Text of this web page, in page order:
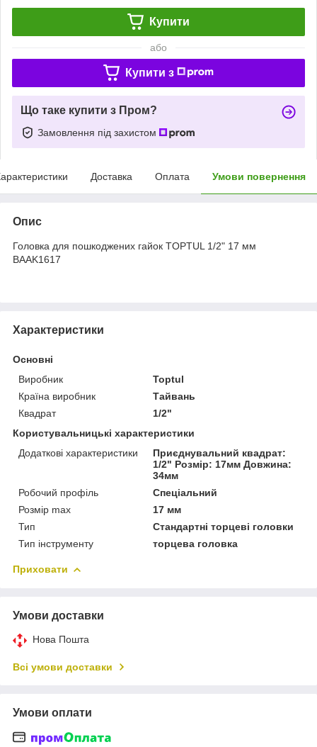
Купити
або
Купити з
Що таке купити з Пром?
Замовлення під захистом
Доставка Оплата Умови повернення
Опис
Головка для пошкоджених гайок TOPTUL 1/2" 17 мм
BAAK1617
Характеристики
Основні
Виробник
Toptul
Країна виробник
Тайвань
Квадрат
1/2"
Користувальницькі характеристики
Додаткові характеристики
Приєднувальний квадрат:
1/2" Розмір: 17мм Довжина:
34мм
Робочий профіль
Спеціальний
Розмір max
17 мм
Тип
Стандартні торцеві головки
Тип інструменту
торцева головка
Приховати
Умови доставки
Нова Пошта
Всі умови доставки
Умови оплати